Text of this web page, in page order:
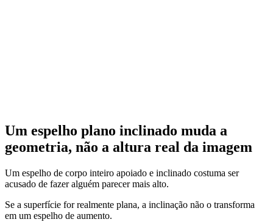
Um espelho plano inclinado muda a
geometria, não a altura real da imagem
Um espelho de corpo inteiro apoiado e inclinado costuma ser
acusado de fazer alguém parecer mais alto.
Se a superfície for realmente plana, a inclinação não o transforma
em um espelho de aumento.